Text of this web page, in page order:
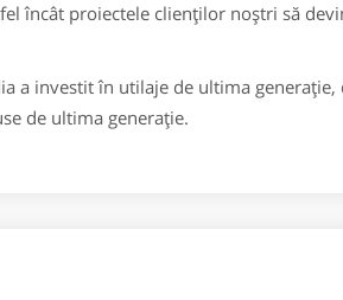
încât proiectele clienților noștri să
a investit în utilaje de ultima
de ultima generație.